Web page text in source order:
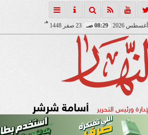
08:29 صـ 23 صفر 1448
هـ
ورئيس التحرير أسامة شرشر